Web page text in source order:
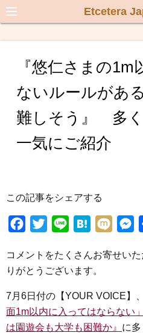
Etcetera
『悠仁さまの
ないルールがあ
難しそう』 多
一気にご紹介
この記事をシェアする
c
e
b
o
o
i
t
t
e
r
n
e
H
t
e
n
a
M
x
s
g
コメントをたくさんお寄せい
りがとうございます。
7月6日付の【YOUR VOICE】、
面1m以内に入ってはならな
は園遊会も大学も困難か』 に